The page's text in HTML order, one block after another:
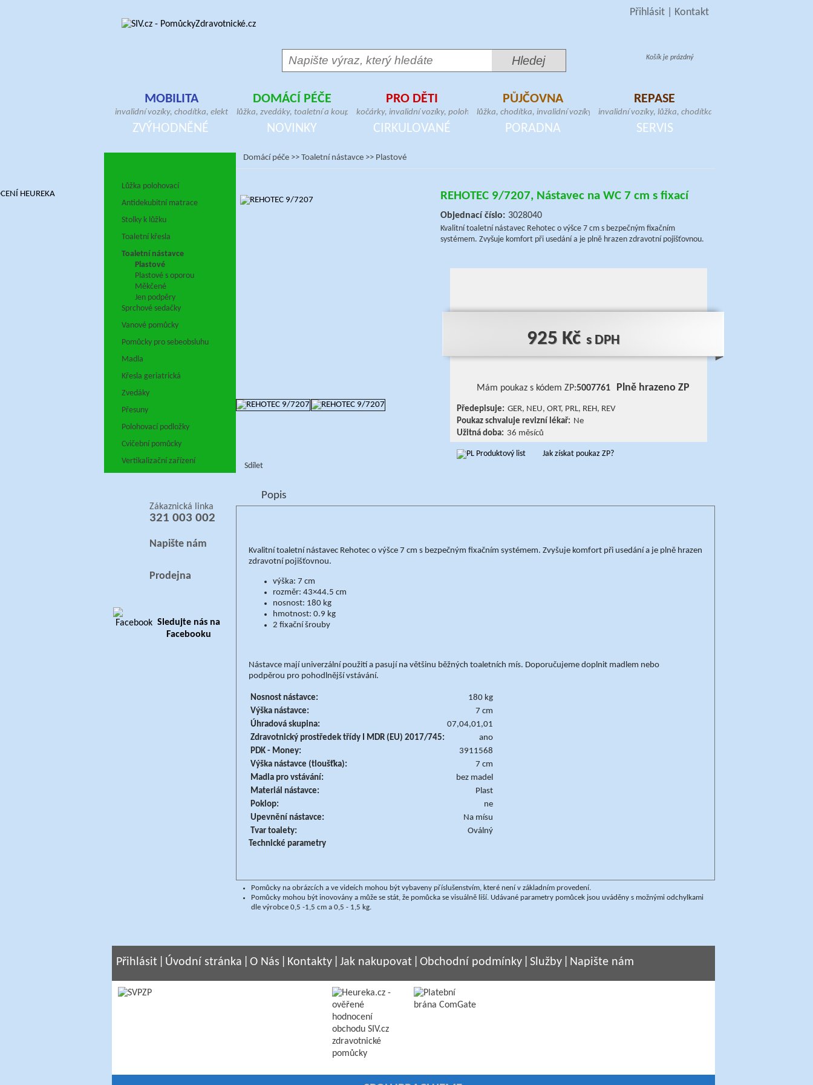
Kontakt
Přihlásit|
Košík je prázdný
MOBILITA
invalidní vozíky, chodítka, elektrické skútry,
antidekubitní sedáky, hole, berle, bandáže,
ortézy, doplňky pro vozíčkáře
DOMÁCÍ PÉČE
lůžka, zvedáky, toaletní a koupelnové
pomůcky, geriatrická křesla, madla,
antidekubitní matrace, pomůcky pro přesun
PRO DĚTI
kočárky, invalidní vozíky, polohovací a
vertikalizační zařízení, dětské sedačky,
postýlky, chodítka, lehátka, berličky
PŮJČOVNA
lůžka, chodítka, invalidní vozíky, toaletní
křesla, zvedáky, schodolezy, samostojné
hrazdy, stolky, matrace
REPASE
invalidní vozíky, lůžka, chodítka, toaletní
křesla, zvedáky, samostojné hrazdy,
schodolezy, elektrické skútry
ZVÝHODNĚNÉ NOVINKY CIRKULOVANÉ PORADNA SERVIS
Lůžka polohovací
Antidekubitní matrace
Stolky k lůžku
Toaletní křesla
Toaletní nástavce
Plastové
Plastové s oporou
Měkčené
Jen podpěry
Sprchové sedačky
Vanové pomůcky
Pomůcky pro sebeobsluhu
Madla
Křesla geriatrická
Zvedáky
Přesuny
Polohovací podložky
Cvičební pomůcky
Vertikalizační zařízení
Zákaznická linka
321 003 002
Napište nám
Prodejna
Sledujte nás na
Facebooku
Domácí péče >> Toaletní nástavce >> Plastové
Sdílet
REHOTEC 9/7207, Nástavec na WC 7 cm s fixací
Objednací číslo: 3028040
Kvalitní toaletní nástavec Rehotec o výšce 7 cm s bezpečným fixačním
systémem. Zvyšuje komfort při usedání a je plně hrazen zdravotní pojišťovnou.
925 Kč s DPH
Mám poukaz s kódem ZP:5007761 Plně hrazeno ZP
Předepisuje: GER, NEU, ORT, PRL, REH, REV
Poukaz schvaluje revizní lékař: Ne
Užitná doba: 36 měsíců
Produktový list Jak získat poukaz ZP?
Popis
Kvalitní toaletní nástavec Rehotec o výšce 7 cm s bezpečným fixačním systémem. Zvyšuje komfort při usedání a je plně hrazen
zdravotní pojišťovnou.
výška: 7 cm
rozměr: 43×44.5 cm
nosnost: 180 kg
hmotnost: 0.9 kg
2 fixační šrouby
Nástavce mají univerzální použití a pasují na většinu běžných toaletních mís. Doporučujeme doplnit madlem nebo
podpěrou pro pohodlnější vstávání.
Nosnost nástavce:
180 kg
Výška nástavce:
7 cm
Úhradová skupina:
07,04,01,01
Zdravotnický prostředek třídy I MDR (EU) 2017/745:
ano
PDK - Money:
3911568
Výška nástavce (tloušťka):
7 cm
Madla pro vstávání:
bez madel
Materiál nástavce:
Plast
Poklop:
ne
Upevnění nástavce:
Na mísu
Tvar toalety:
Oválný
Technické parametry
Pomůcky na obrázcích a ve videích mohou být vybaveny příslušenstvím, které není v základním provedení.
Pomůcky mohou být inovovány a může se stát, že pomůcka se visuálně liší. Udávané parametry pomůcek jsou uváděny s možnými odchylkami
dle výrobce 0,5 -1,5 cm a 0,5 - 1,5 kg.
Přihlásit Úvodní stránka O Nás Kontakty Jak nakupovat Obchodní podmínky Služby Napište nám